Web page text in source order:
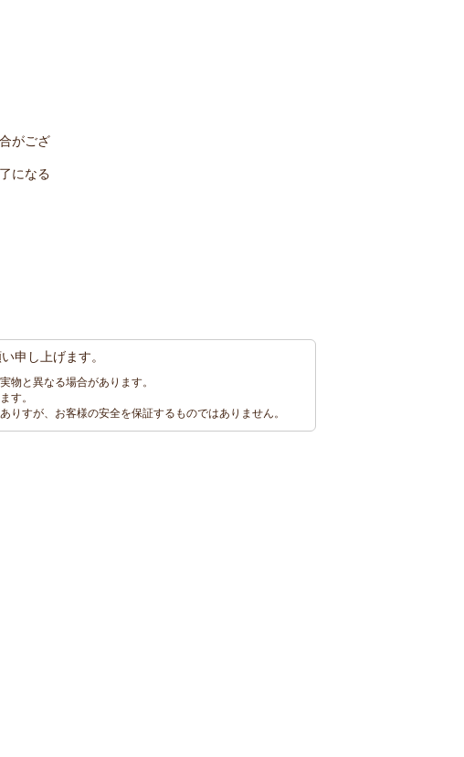
がござ
になる
申し上げます。
物と異なる場合があります。
す。
すが、お客様の安全を保証するものではありません。